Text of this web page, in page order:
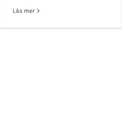
Läs mer